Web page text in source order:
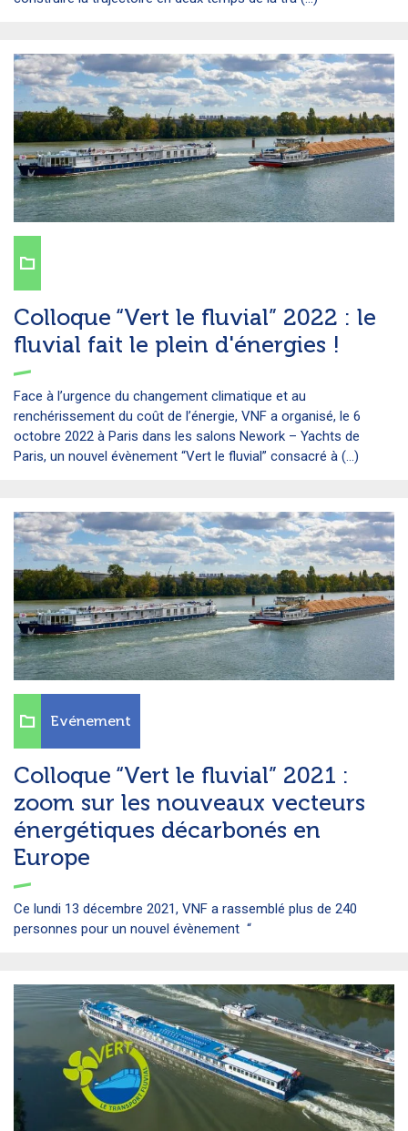
Colloque “Vert le fluvial” 2022 : le
fluvial fait le plein d'énergies !
Face à l’urgence du changement climatique et au
renchérissement du coût de l’énergie, VNF a organisé, le 6
octobre 2022 à Paris dans les salons Nework – Yachts de
Paris, un nouvel évènement “Vert le fluvial” consacré à (...)
Colloque “Vert le fluvial” 2021 :
zoom sur les nouveaux vecteurs
énergétiques décarbonés en
Europe
Ce lundi 13 décembre 2021, VNF a rassemblé plus de 240
personnes pour un nouvel évènement “
Evénement